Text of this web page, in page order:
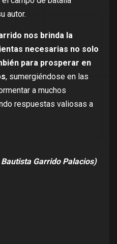
autor.
nos brinda la
necesarias no solo
para prosperar en
, sumergiéndose en las
a muchos
respuestas valiosas a
Garrido Palacios)